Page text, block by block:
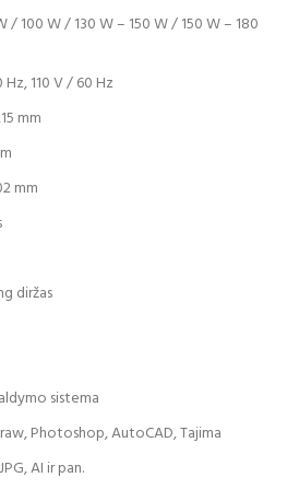
100 W / 130 W – 150 W / 150 W – 180
110 V / 60 Hz
mm
mm
diržas
sistema
Photoshop, AutoCAD, Tajima
AI ir pan.